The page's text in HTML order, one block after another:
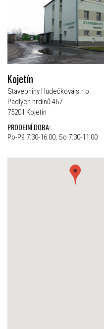
Kojetín
Stavebniny Hudečková s.r.o.
Padlých hrdinů 467
75201 Kojetín
PRODEJNÍ DOBA:
Po-Pá 7:30-16:00, So 7:30-11:00